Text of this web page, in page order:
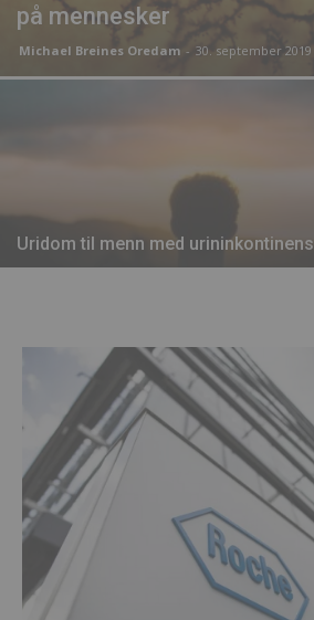
på mennesker
Michael Breines Oredam - 30. september 2019
Uridom til menn med urininkontinens